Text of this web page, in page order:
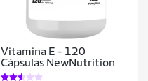
Vitamina E - 120
Cápsulas NewNutrition